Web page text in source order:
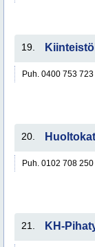
19.
Puh. 0400 753 723
20.
Puh. 0102 708 250
21. KH-